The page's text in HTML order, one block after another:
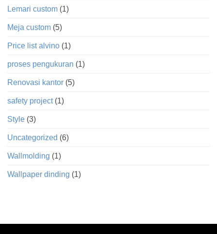
Lemari custom (1)
Meja custom (5)
Price list alvino (1)
proses pengukuran (1)
Renovasi kantor (5)
safety project(1)
Style (3)
Uncategorized (6)
Wallmolding (1)
Wallpaper dinding (1)